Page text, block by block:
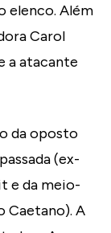
elenco. Além
Carol
a atacante
da oposto
(ex-
e da meio-
Caetano). A